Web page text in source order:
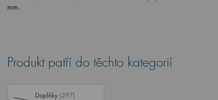
mm.
Produkt patří do těchto kategorií
Doplňky (297)